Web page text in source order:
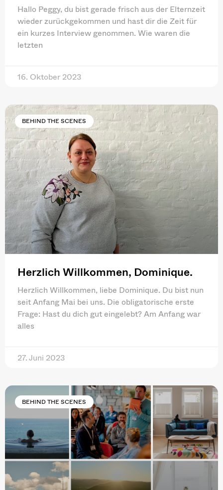
Hallo Peggy, du bist gerade frisch aus der Elternzeit
wieder zurückgekommen und hast dir die Zeit für
ein kurzes Interview genommen. Wie waren die
letzten
16. Oktober 2023
BEHIND THE SCENES
Herzlich Willkommen, Dominique.
Herzlich Willkommen, liebe Dominique. Du bist nun
seit Anfang Mai bei uns. Die obligatorische erste
Frage: Hast du dich gut eingelebt? Am Anfang war
alles
27. Juni 2023
BEHIND THE SCENES